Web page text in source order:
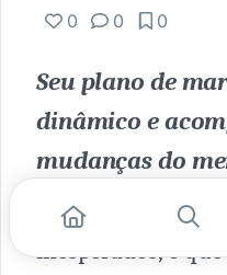
0 0 0
Seu plano de
dinâmico e
mudanças do
A pandemia
inesperados, o